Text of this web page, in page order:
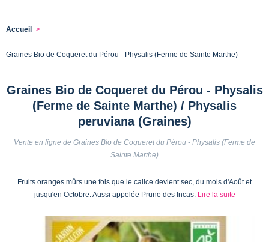
Accueil
Graines Bio de Coqueret du Pérou - Physalis (Ferme de Sainte Marthe)
Graines Bio de Coqueret du Pérou - Physalis
(Ferme de Sainte Marthe) / Physalis
peruviana (Graines)
Vente en ligne de Graines Bio de Coqueret du Pérou - Physalis (Ferme de
Sainte Marthe)
Fruits oranges mûrs une fois que le calice devient sec, du mois d'Août et
jusqu'en Octobre. Aussi appelée Prune des Incas. Lire la suite